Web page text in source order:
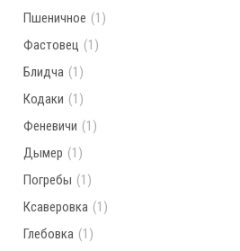
Пшеничное (1)
Фастовец (1)
Блидча (1)
Кодаки (1)
Феневичи (1)
Дымер (1)
Погребы (1)
Ксаверовка (1)
Глебовка (1)